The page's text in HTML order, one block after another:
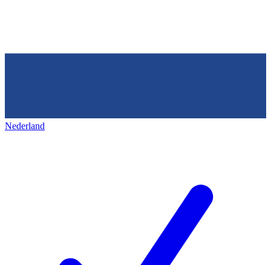
Nederland